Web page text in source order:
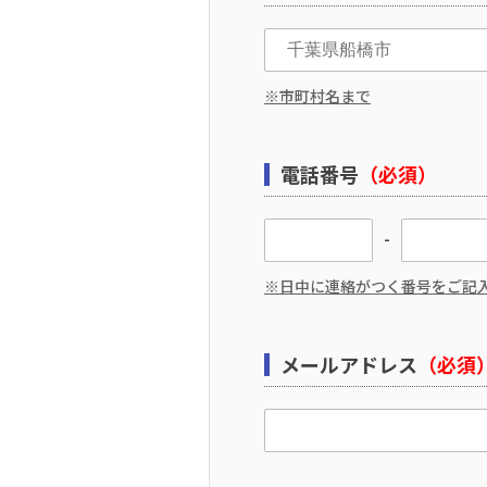
※市町村名まで
電話番号 （必須）
-
※日中に連絡がつく番号をご記
メールアドレス （必須）